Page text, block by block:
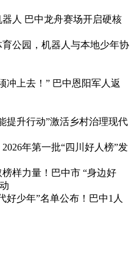
人 巴中龙舟赛场开启硬核
公园，机器人与本地少年协
冲上去！” 巴中恩阳军人返
升行动”激活乡村治理现代
年第一批“四川好人榜”发
样力量！巴中市 “身边好
好少年”名单公布！巴中1人